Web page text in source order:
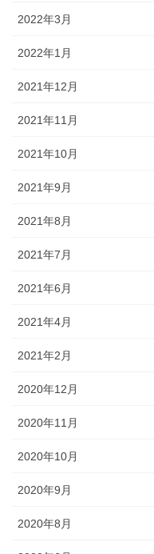
2022年3月
2022年1月
2021年12月
2021年11月
2021年10月
2021年9月
2021年8月
2021年7月
2021年6月
2021年4月
2021年2月
2020年12月
2020年11月
2020年10月
2020年9月
2020年8月